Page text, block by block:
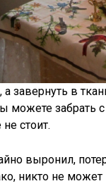
завернуть в
можете забрать
стоит.
выронил,
никто не